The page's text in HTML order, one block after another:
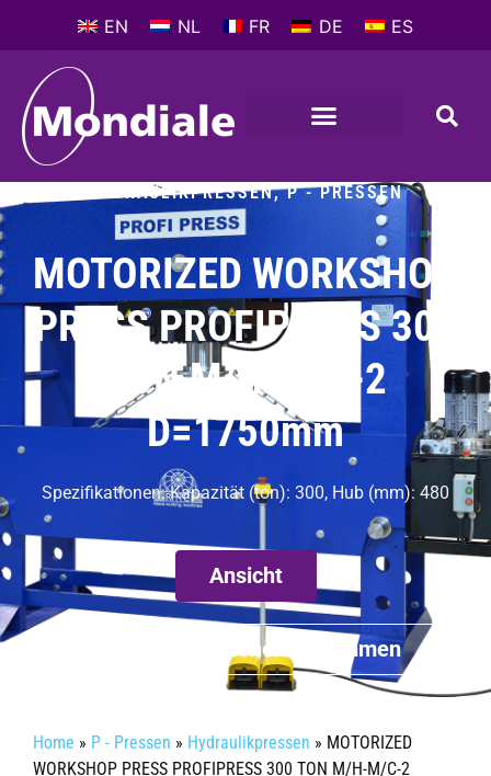
EN NL FR DE ES
HYDRAULIKPRESSEN,P - PRESSEN
MOTORIZED WORKSHOP
PRESS PROFIPRESS 300
TON M/H-M/C-2
D=1750mm
Spezifikationen: Kapazität (ton): 300, Hub (mm): 480
Ansicht
Mehr Informationen bekommen
Home » P - Pressen » Hydraulikpressen » MOTORIZED
WORKSHOP PRESS PROFIPRESS 300 TON M/H-M/C-2